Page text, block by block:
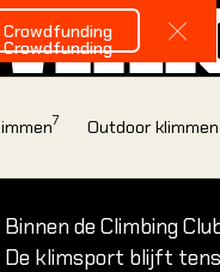
Bekijk onze
7 Outdoor klimmen
Binnen de Climbing
De klimsport blijft